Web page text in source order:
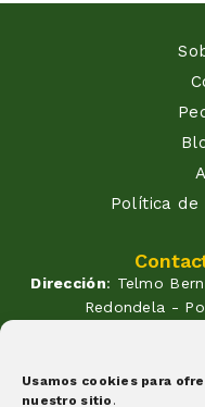
Usamos cookies para
nuestro sitio .
Política de
Dirección: Telmo
Redondela -
(+34) 604
Horario